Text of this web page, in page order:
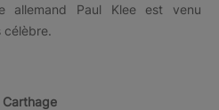
allemand Paul Klee est venu
célèbre.
Carthage